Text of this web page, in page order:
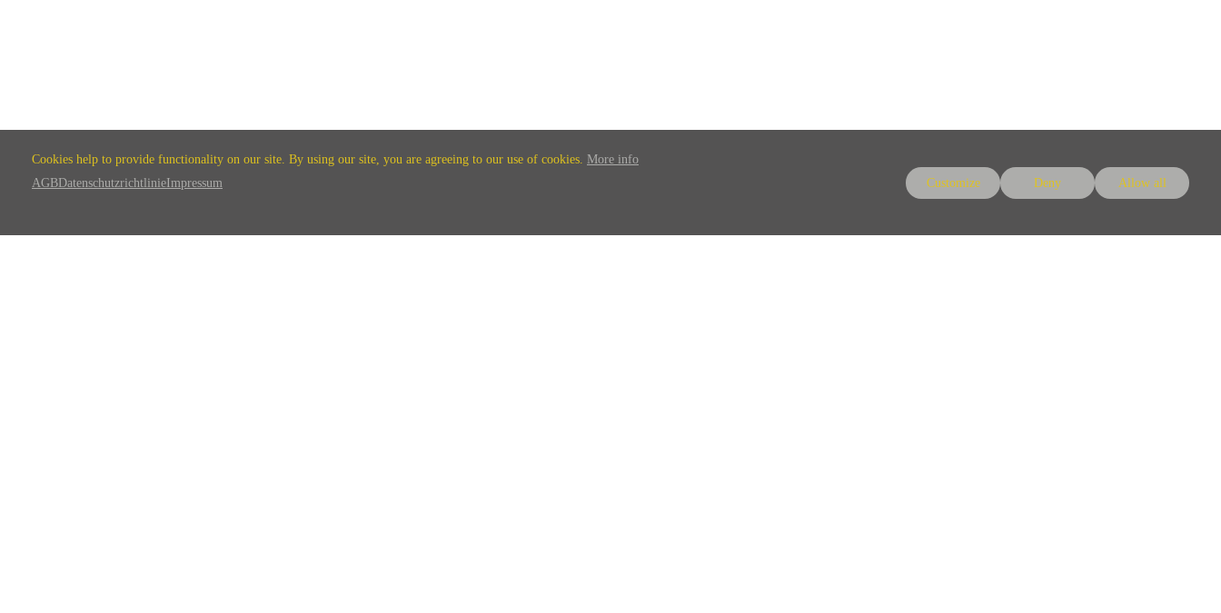
Cookies help to provide functionality on our site. By using our site, you are agreeing to our use of cookies. More info
AGBDatenschutzrichtlinieImpressum Customize Deny Allow all